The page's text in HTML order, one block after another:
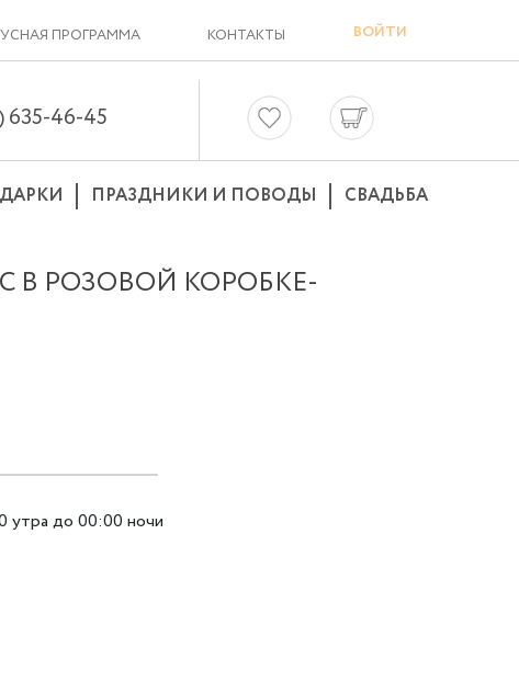
ПРОГРАММА КОНТАКТЫ ВОЙТИ
635-46-45
ПРАЗДНИКИ И ПОВОДЫ СВАДЬБА
РОЗОВОЙ КОРОБКЕ-
утра до 00:00 ночи